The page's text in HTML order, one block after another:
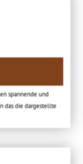
spannende und
das die dargestellte